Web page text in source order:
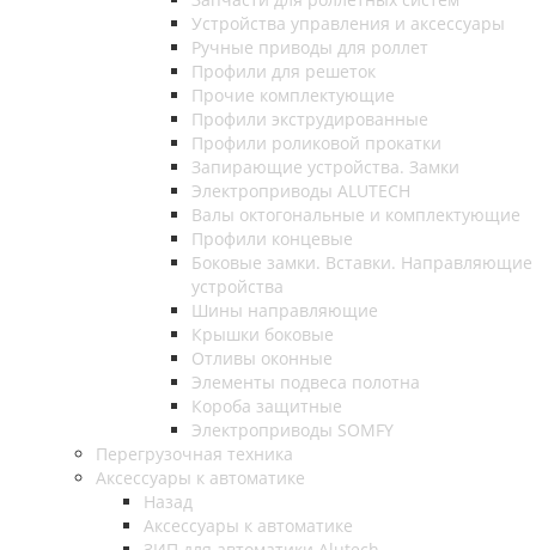
Устройства управления и аксессуары
Ручные приводы для роллет
Профили для решеток
Прочие комплектующие
Профили экструдированные
Профили роликовой прокатки
Запирающие устройства. Замки
Электроприводы ALUTECH
Валы октогональные и комплектующие
Профили концевые
Боковые замки. Вставки. Направляющие
устройства
Шины направляющие
Крышки боковые
Отливы оконные
Элементы подвеса полотна
Короба защитные
Электроприводы SOMFY
Перегрузочная техника
Аксессуары к автоматике
Назад
Аксессуары к автоматике